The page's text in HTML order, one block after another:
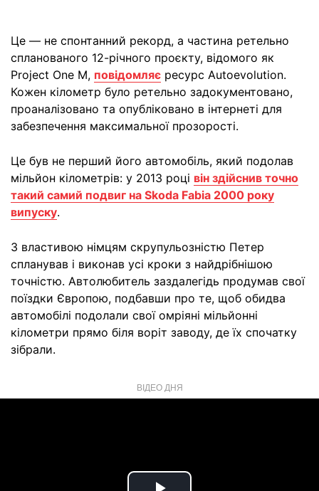
Це — не спонтанний рекорд, а частина ретельно
спланованого 12-річного проєкту, відомого як
Project One M, повідомляє ресурс Autoevolution.
Кожен кілометр було ретельно задокументовано,
проаналізовано та опубліковано в інтернеті для
забезпечення максимальної прозорості.
Це був не перший його автомобіль, який подолав
мільйон кілометрів: у 2013 році він здійснив точно
такий самий подвиг на Skoda Fabia 2000 року
випуску.
З властивою німцям скрупульозністю Петер
спланував і виконав усі кроки з найдрібнішою
точністю. Автолюбитель заздалегідь продумав свої
поїздки Європою, подбавши про те, щоб обидва
автомобілі подолали свої омріяні мільйонні
кілометри прямо біля воріт заводу, де їх спочатку
зібрали.
ВІДЕО ДНЯ